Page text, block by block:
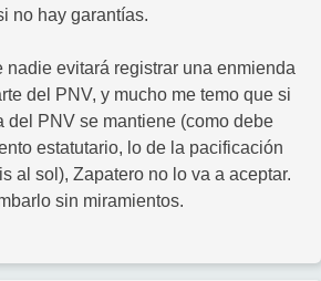
no hay garantías.
nadie evitará registrar una enmienda
del PNV, y mucho me temo que si
del PNV se mantiene (como debe
estatutario, lo de la pacificación
al sol), Zapatero no lo va a aceptar.
sin miramientos.